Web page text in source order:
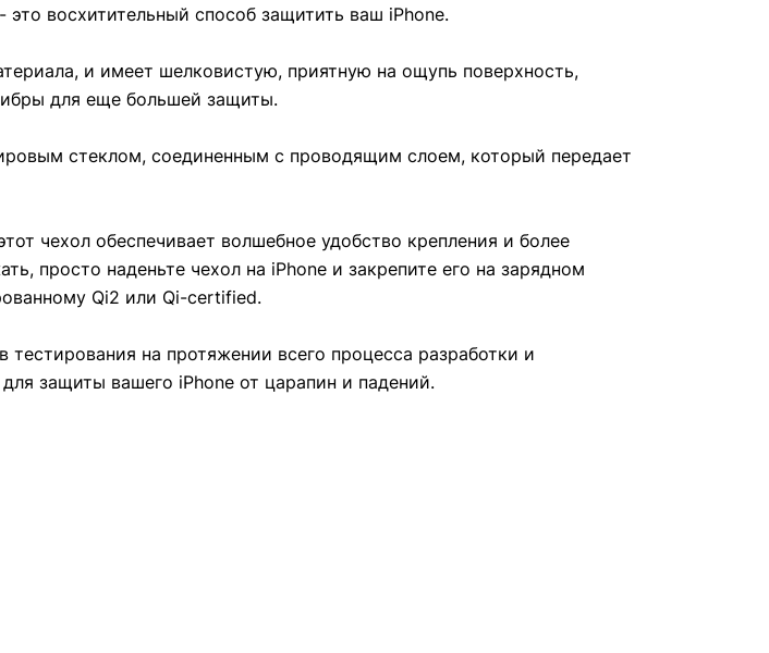
восхитительный способ защитить ваш iPhone.
и имеет шелковистую, приятную на ощупь поверхность,
для еще большей защиты.
стеклом, соединенным с проводящим слоем, который передает
чехол обеспечивает волшебное удобство крепления и более
просто наденьте чехол на iPhone и закрепите его на зарядном
Qi2 или Qi-certified.
на протяжении всего процесса разработки и
защиты вашего iPhone от царапин и падений.